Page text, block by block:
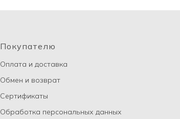
Покупателю
Оплата и доставка
Обмен и возврат
Сертификаты
Обработка персональных данных